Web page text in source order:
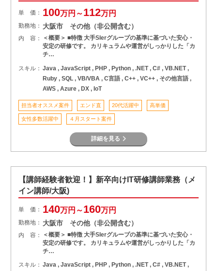
単 価： 100万円～112万円
勤務地： 大阪市 その他（非公開含む）
内 容：
＜概要＞ ■特徴 大手SIerグループの基準に基づいた安心・
安定の研修です。 カリキュラムや運営がしっかりした「カ
チ…
スキル： Java , JavaScript , PHP , Python , .NET , C# , VB.NET ,
Ruby , SQL , VB/VBA , C言語 , C++ , VC++ , その他言語 ,
AWS , Azure , DX , IoT
担当者オススメ案件 エンド直 20代活躍中 高単価
女性多数活躍中 ４月スタート案件
詳細を見る
【講師経験者歓迎！】新卒向けIT研修講師業務（メ
イン講師/大阪)
単 価： 140万円～160万円
勤務地： 大阪市 その他（非公開含む）
内 容：
＜概要＞ ■特徴 大手SIerグループの基準に基づいた安心・
安定の研修です。 カリキュラムや運営がしっかりした「カ
チ…
スキル： Java , JavaScript , PHP , Python , .NET , C# , VB.NET ,